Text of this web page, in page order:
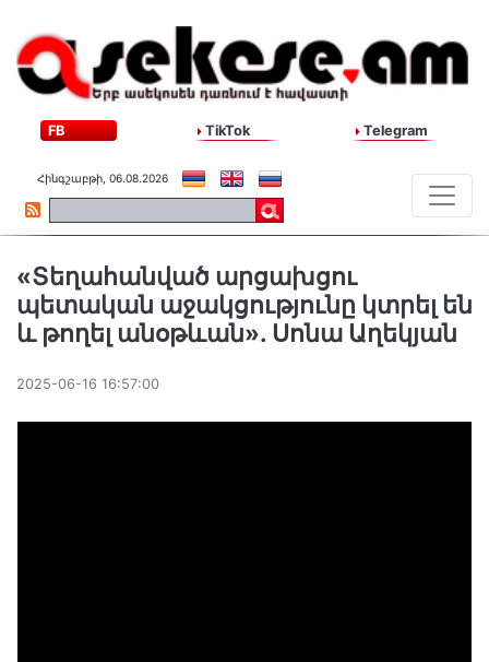
FB TikTok Telegram
Հինգշաբթի, 06.08.2026
«Տեղահանված արցախցու
պետական աջակցությունը կտրել են
և թողել անօթևան». Սոնա Աղեկյան
2025-06-16 16:57:00